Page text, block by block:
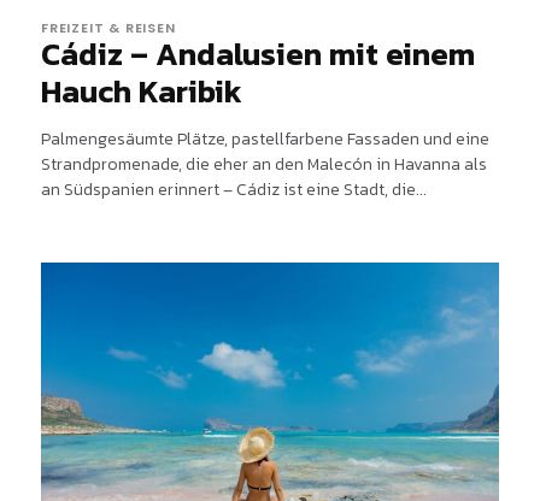
FREIZEIT & REISEN
Cádiz – Andalusien mit einem
Hauch Karibik
Palmengesäumte Plätze, pastellfarbene Fassaden und eine
Strandpromenade, die eher an den Malecón in Havanna als
an Südspanien erinnert – Cádiz ist eine Stadt, die...